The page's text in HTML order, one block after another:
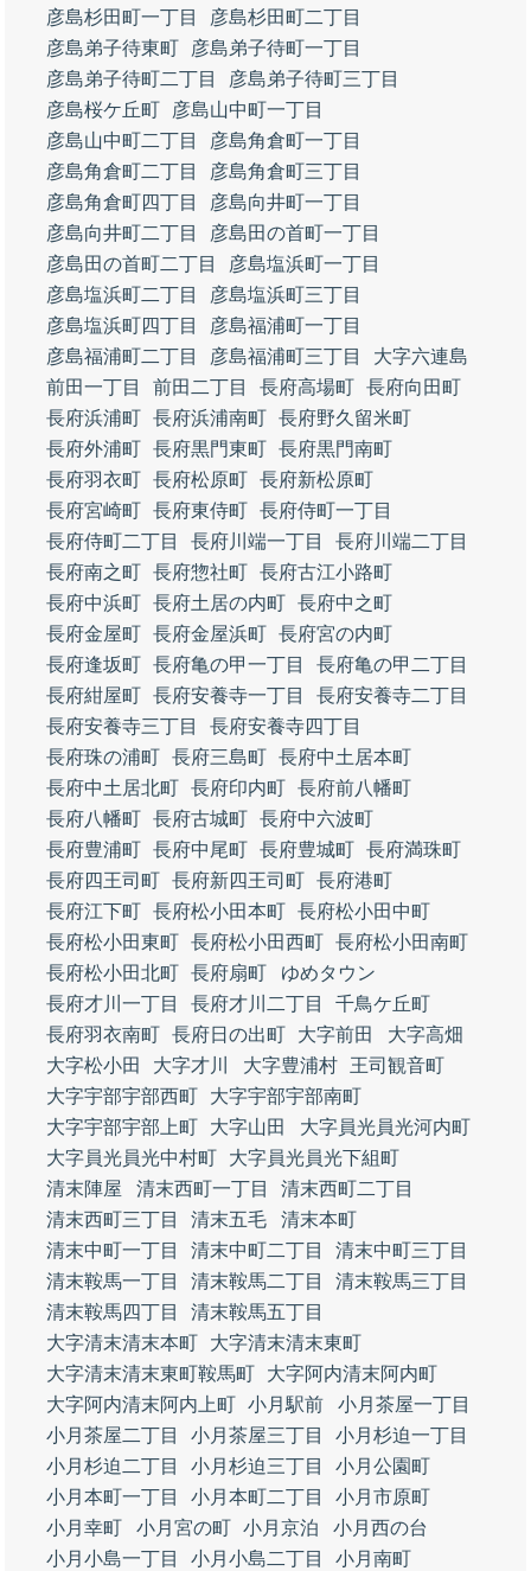
彦島杉田町一丁目
彦島杉田町二丁目
彦島弟子待東町
彦島弟子待町一丁目
彦島弟子待町二丁目
彦島弟子待町三丁目
彦島桜ケ丘町
彦島山中町一丁目
彦島山中町二丁目
彦島角倉町一丁目
彦島角倉町二丁目
彦島角倉町三丁目
彦島角倉町四丁目
彦島向井町一丁目
彦島向井町二丁目
彦島田の首町一丁目
彦島田の首町二丁目
彦島塩浜町一丁目
彦島塩浜町二丁目
彦島塩浜町三丁目
彦島塩浜町四丁目
彦島福浦町一丁目
彦島福浦町二丁目
彦島福浦町三丁目
大字六連島
前田一丁目
前田二丁目 長府高場町 長府向田町
長府浜浦町 長府浜浦南町 長府野久留米町
長府外浦町 長府黒門東町 長府黒門南町
長府羽衣町 長府松原町 長府新松原町
長府宮崎町 長府東侍町 長府侍町一丁目
長府侍町二丁目
長府川端一丁目
長府川端二丁目
長府南之町 長府惣社町 長府古江小路町
長府中浜町 長府土居の内町 長府中之町
長府金屋町 長府金屋浜町 長府宮の内町
長府逢坂町 長府亀の甲一丁目
長府亀の甲二丁目
長府紺屋町 長府安養寺一丁目
長府安養寺二丁目
長府安養寺三丁目
長府安養寺四丁目
長府珠の浦町 長府三島町 長府中土居本町
長府中土居北町 長府印内町 長府前八幡町
長府八幡町 長府古城町 長府中六波町
長府豊浦町 長府中尾町 長府豊城町 長府満珠町
長府四王司町 長府新四王司町 長府港町
長府江下町 長府松小田本町 長府松小田中町
長府松小田東町 長府松小田西町 長府松小田南町
長府松小田北町 長府扇町
ゆめタウン
長府才川一丁目
長府才川二丁目
千鳥ケ丘町
長府羽衣南町 長府日の出町 大字前田
大字高畑
大字松小田
大字才川 大字豊浦村
王司観音町
大字宇部宇部西町
大字宇部宇部南町
大字宇部宇部上町
大字山田
大字員光員光河内町
大字員光員光中村町
大字員光員光下組町
清末陣屋
清末西町一丁目
清末西町二丁目
清末西町三丁目
清末五毛
清末本町
清末中町一丁目
清末中町二丁目
清末中町三丁目
清末鞍馬一丁目
清末鞍馬二丁目
清末鞍馬三丁目
清末鞍馬四丁目
清末鞍馬五丁目
大字清末清末本町
大字清末清末東町
大字清末清末東町鞍馬町
大字阿内清末阿内町
大字阿内清末阿内上町 小月駅前
小月茶屋一丁目
小月茶屋二丁目
小月茶屋三丁目
小月杉迫一丁目
小月杉迫二丁目
小月杉迫三丁目
小月公園町
小月本町一丁目
小月本町二丁目
小月市原町
小月幸町
小月宮の町 小月京泊
小月西の台
小月小島一丁目
小月小島二丁目
小月南町